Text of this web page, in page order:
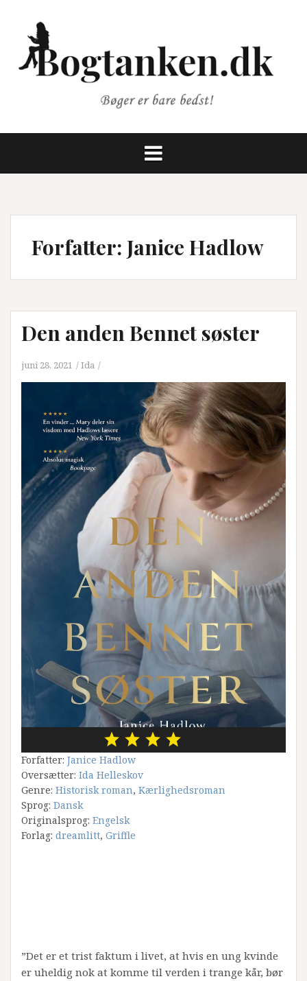
indhold
Forfatter: Janice Hadlow
Den anden Bennet søster
juni 28, 2021 Ida
Forfatter: Janice Hadlow
Oversætter: Ida Helleskov
Genre: Historisk roman, Kærlighedsroman
Sprog: Dansk
Originalsprog: Engelsk
Forlag: dreamlitt, Griffle
”Det er et trist faktum i livet, at hvis en ung kvinde
er uheldig nok at komme til verden i trange kår, bør